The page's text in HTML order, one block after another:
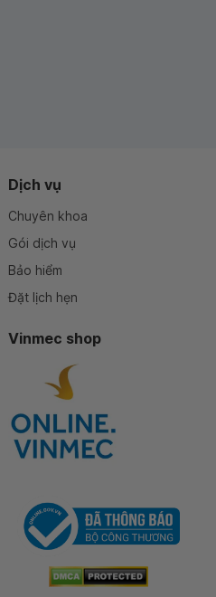
Dịch vụ
Chuyên khoa
Gói dịch vụ
Bảo hiểm
Đặt lịch hẹn
Vinmec shop